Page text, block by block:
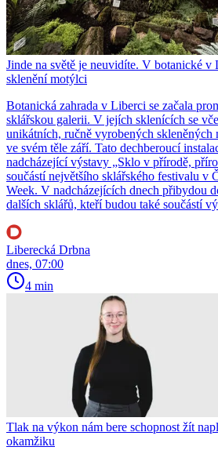
Jinde na světě je neuvidíte. V botanické
sklenění motýlci
Botanická zahrada v Liberci se začala
sklářskou galerii. V jejích sklenících se
unikátních, ručně vyrobených
ve svém těle září. Tato dechberoucí
nadcházející výstavy „Sklo v přírodě,
součástí největšího sklářského festivalu v
Week. V nadcházejících dnech přibydou
dalších sklářů, kteří budou také součástí
Liberecká Drbna
dnes, 07:00
4 min
Tlak na výkon nám bere schopnost žít
okamžiku